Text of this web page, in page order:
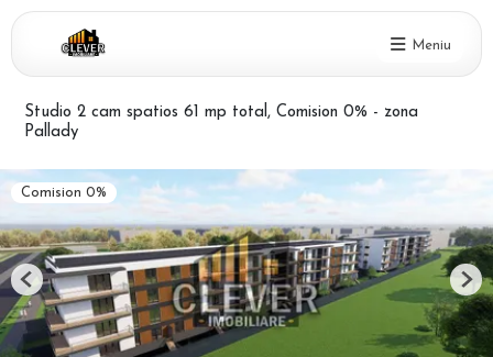
Meniu
Studio 2 cam spatios 61 mp total, Comision 0% - zona
Pallady
Comision 0%
Previous